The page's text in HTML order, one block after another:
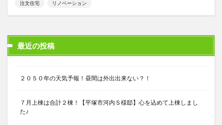
注文住宅 リノベーション
最近の投稿
２０５０年の天気予報！昼間は外出出来ない？！
７月上棟は合計２棟！【平塚市河内Ｓ様邸】心を込めて上棟しまし
た♪